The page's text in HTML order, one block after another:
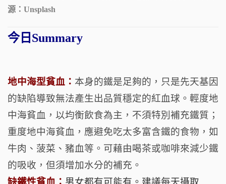
源： Unsplash
今日Summary
地中海型貧血： 本身的鐵是足夠的，只是先天基因
的缺陷導致無法產生出品質穩定的紅血球。輕度地
中海貧血，以均衡飲食為主，不須特別補充鐵質；
重度地中海貧血，應避免吃太多富含鐵的食物，如
牛肉、菠菜、豬血等。可藉由喝茶或咖啡來減少鐵
的吸收，但須增加水分的補充。
缺鐵性貧血： 男女都有可能有。建議每天攝取